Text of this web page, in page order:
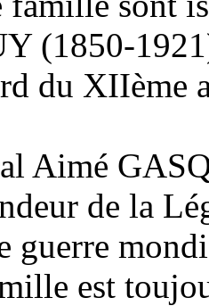
(1850-
du XIIème
Aimé
de la
guerre
est